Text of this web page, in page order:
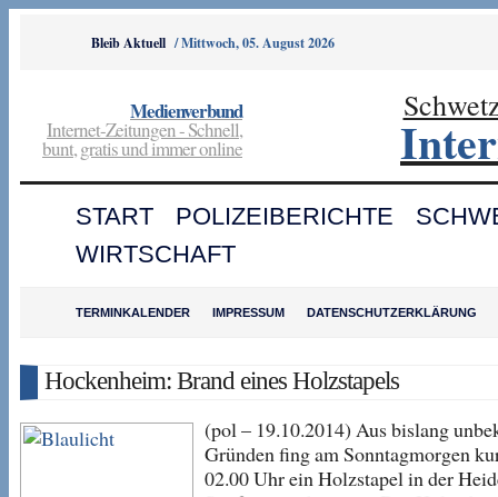
Bleib Aktuell /Mittwoch, 05. August 2026
Medienverbund
Internet-Zeitungen - Schnell,
bunt, gratis und immer online
START POLIZEIBERICHTE
WIRTSCHAFT
TERMINKALENDER IMPRESSUM DATENSCHUTZERKLÄRUNG
Hockenheim: Brand eines Holzstapels
(pol – 19.10.2014) Aus bislang
Gründen fing am Sonntagmorgen
02.00 Uhr ein Holzstapel in der